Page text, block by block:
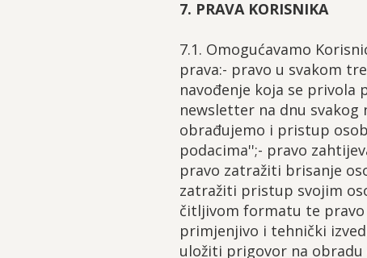
7. PRAVA KORISNIKA
7.1. Omogućavamo
prava:- pravo u svakom
navođenje koja se privola
newsletter na dnu
obrađujemo i pristup
podacima'';- pravo
pravo zatražiti brisanje
zatražiti pristup svojim
čitljivom formatu te
primjenjivo i tehnički
uložiti prigovor na